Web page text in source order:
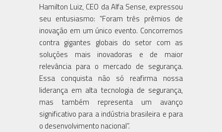
Hamilton Luiz, CEO da Alfa Sense, expressou
seu entusiasmo: “Foram três prêmios de
inovação em um único evento. Concorremos
contra gigantes globais do setor com as
soluções mais inovadoras e de maior
relevância para o mercado de segurança.
Essa conquista não só reafirma nossa
liderança em alta tecnologia de segurança,
mas também representa um avanço
significativo para a indústria brasileira e para
o desenvolvimento nacional”.